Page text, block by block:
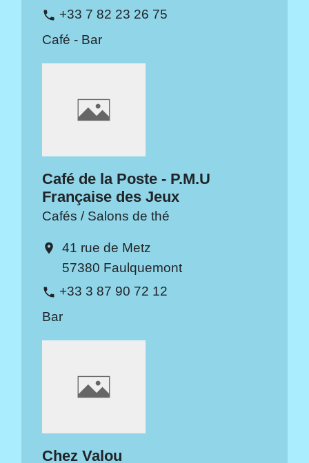
phone +33 7 82 23 26 75
Café - Bar
Café de la Poste - P.M.U
Française des Jeux
Cafés / Salons de thé
location_on
41 rue de Metz
57380 Faulquemont
phone +33 3 87 90 72 12
Bar
Chez Valou